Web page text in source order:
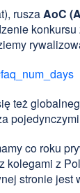
ruszaAoC
też
co roku
kolegami z
stronie jest